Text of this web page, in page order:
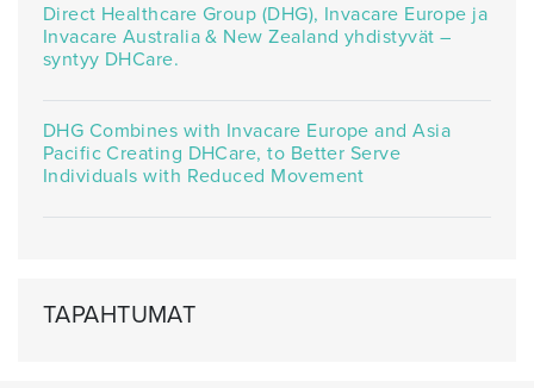
Direct Healthcare Group (DHG), Invacare Europe ja
Invacare Australia & New Zealand yhdistyvät –
syntyy DHCare.
DHG Combines with Invacare Europe and Asia
Pacific Creating DHCare, to Better Serve
Individuals with Reduced Movement
TAPAHTUMAT